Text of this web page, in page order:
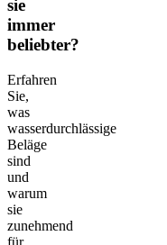
sie
immer
beliebter?
Erfahren
Sie,
was
wasserdurchlässige
Beläge
sind
und
warum
sie
zunehmend
für